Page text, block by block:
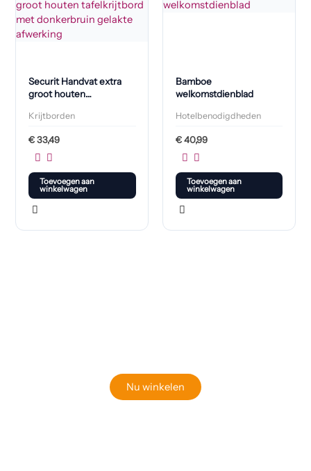
Securit Handvat extra
groot houten
donkerbruin gelakte
Krijtborden
€33,49
Toevoegen aan
winkelwagen
Bamboe
welkomstdienblad
Hotelbenodigdheden
€40,99
Toevoegen aan
winkelwagen
Nu winkelen